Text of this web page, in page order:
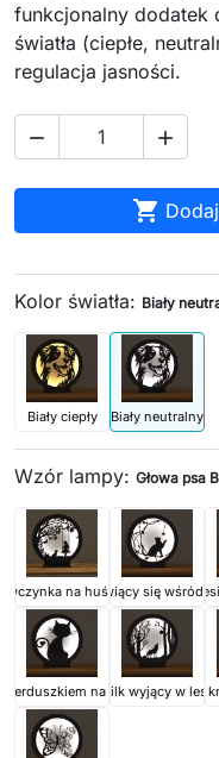
funkcjonalny dodatek
światła (ciepłe,
regulacja jasności.
 

Kolor światła: Biały
Biały ciepły Biały neutralny
Wzór lampy: Głowa psa
na huśtawce
Kot bawiący się wśród
Wilk w
serduszkiem na ogonieWilk wyjący w lesie
Koci